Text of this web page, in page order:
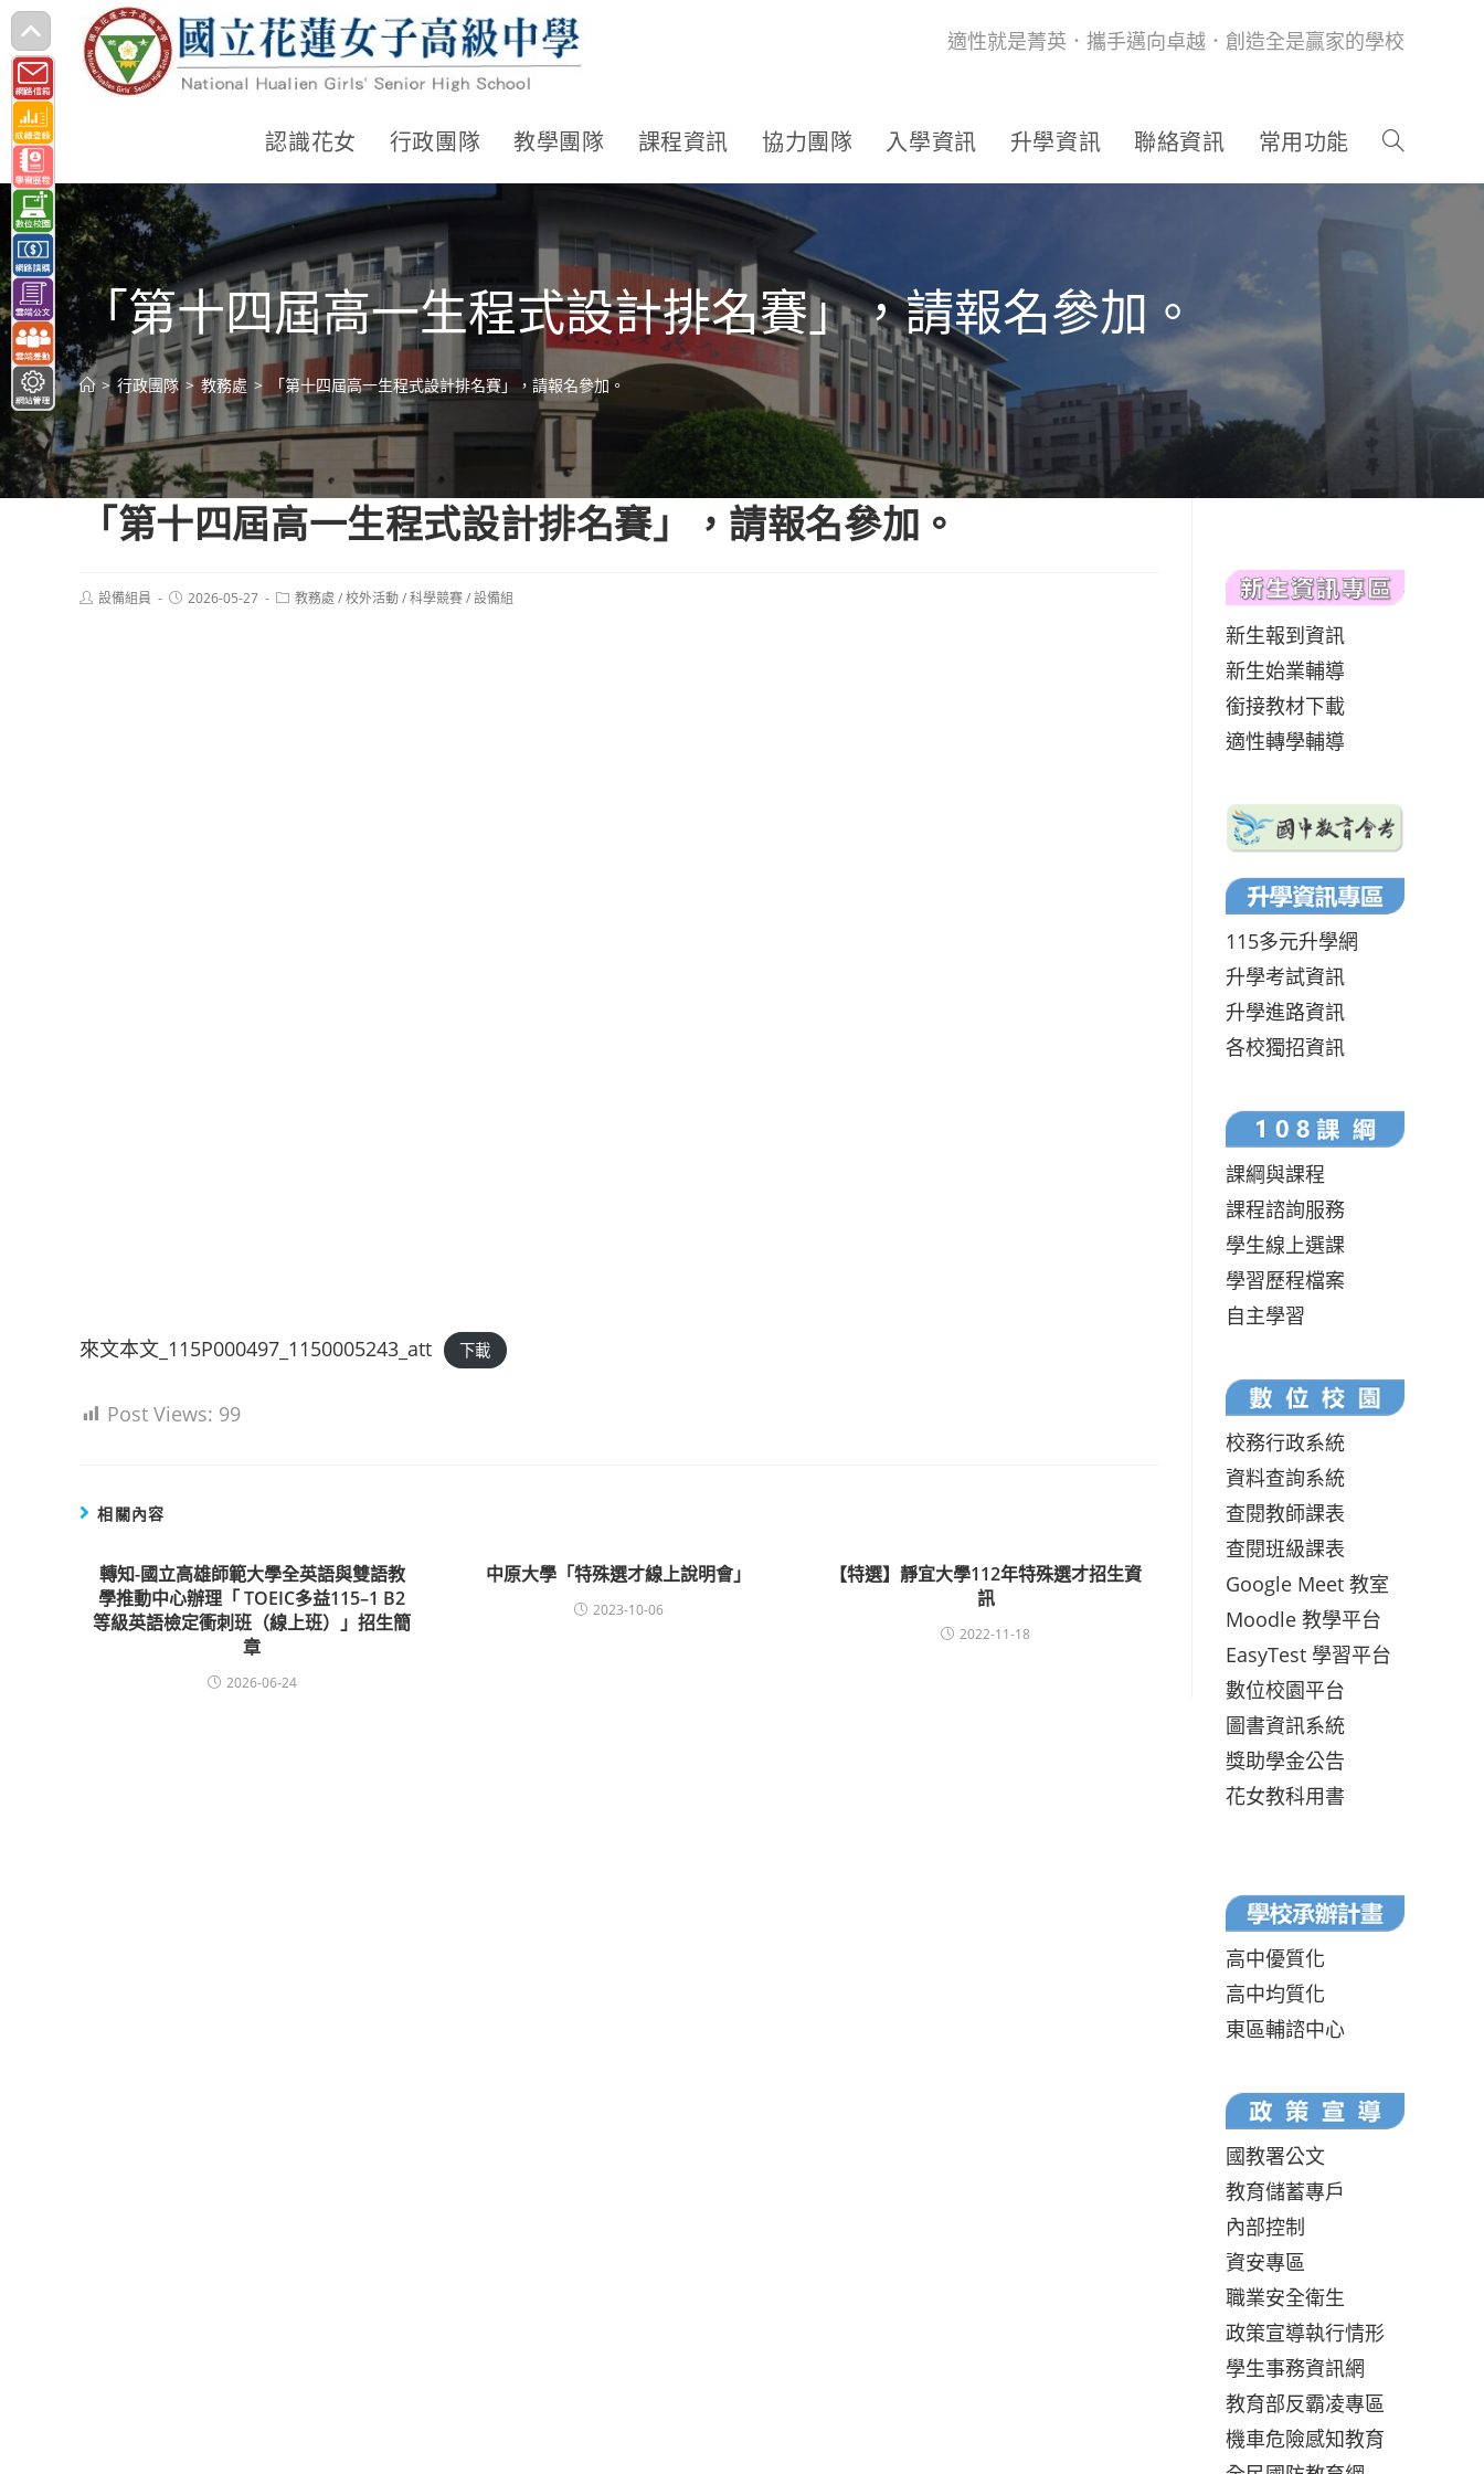
跳
轉
至
主
要
內
容
適性就是菁英．攜手邁向卓越．創造全是贏家的學校
認識花女 行政團隊 教學團隊 課程資訊 協力團隊 入學資訊 升學資訊 聯絡資訊 常用功能
「第十四屆高一生程式設計排名賽」，請報名參加。
> 行政團隊 > 教務處 > 「第十四屆高一生程式設計排名賽」，請報名參加。
「第十四屆高一生程式設計排名賽」，請報名參加。
Post設備組員
Post2026-05-27
Post教務處 /校外活動/科學競賽/設備組
來文本文_115P000497_1150005243_att 下載
Post Views: 99
相關內容
轉知-國立高雄師範大學全英語與雙語教
學推動中心辦理「 TOEIC多益115–1 B2
等級英語檢定衝刺班（線上班）」招生簡
章
2026-06-24
中原大學「特殊選才線上說明會」
2023-10-06
【特選】靜宜大學112年特殊選才招生資
訊
2022-11-18
新生報到資訊
新生始業輔導
銜接教材下載
適性轉學輔導
115多元升學網
升學考試資訊
升學進路資訊
各校獨招資訊
課綱與課程
課程諮詢服務
學生線上選課
學習歷程檔案
自主學習
校務行政系統
資料查詢系統
查閱教師課表
查閱班級課表
Google Meet 教室
Moodle 教學平台
EasyTest 學習平台
數位校園平台
圖書資訊系統
獎助學金公告
花女教科用書
高中優質化
高中均質化
東區輔諮中心
國教署公文
教育儲蓄專戶
內部控制
資安專區
職業安全衛生
政策宣導執行情形
學生事務資訊網
教育部反霸凌專區
機車危險感知教育